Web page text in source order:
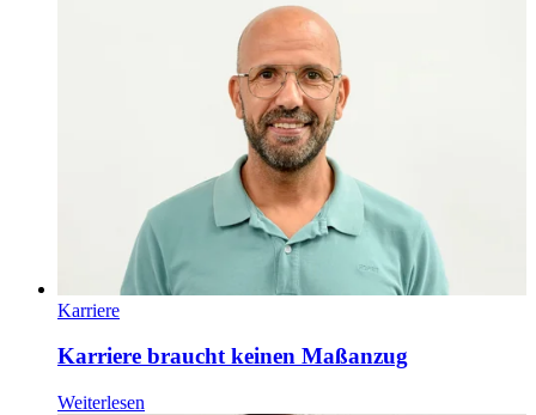
Karriere
Karriere braucht keinen Maßanzug
Weiterlesen